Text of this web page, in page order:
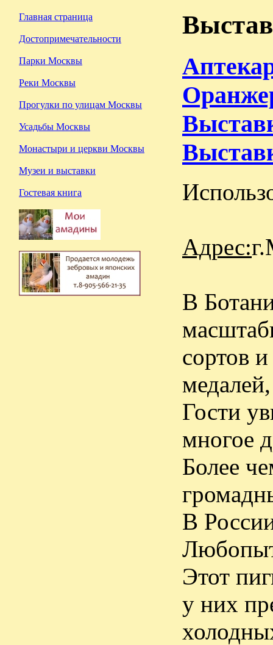
Главная страница
Достопримечательности
Парки Москвы
Реки Москвы
Прогулки по улицам Москвы
Усадьбы Москвы
Монастыри и церкви Москвы
Музеи и выставки
Гостевая книга
Адрес:
В
сортов
Гости
многое
Более
В
Этот
у них